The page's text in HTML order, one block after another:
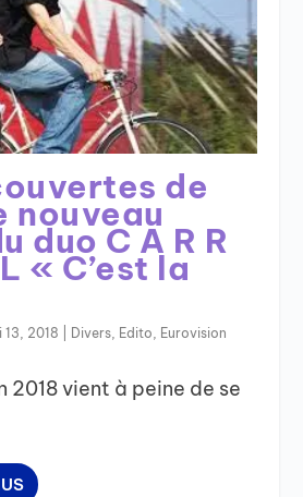
de
nouveau
duo C A R R
« C’est la
13, 2018 Divers, Edito, Eurovision
vient à peine de se